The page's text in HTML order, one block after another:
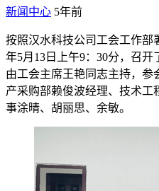
新闻中心 5年前
按照汉水科技公司工会工作部
年5月13日上午9：30分，召
由工会主席王艳同志主持，参
产采购部赖俊波经理、技术
事涂晴、胡丽思、余敏。